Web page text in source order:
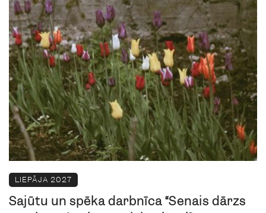
LIEPĀJA 2027
Sajūtu un spēka darbnīca “Senais dārzs